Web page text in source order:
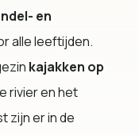
en
alle leeftijden.
kajakken op
rivier en het
zijn er in de